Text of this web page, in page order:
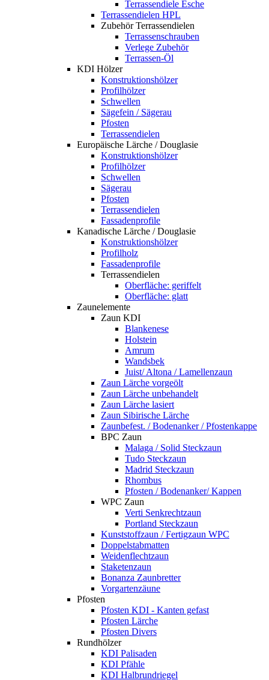
Terrassendiele Esche
Terrassendielen HPL
Zubehör Terrassendielen
Terrassenschrauben
Verlege Zubehör
Terrassen-Öl
KDI Hölzer
Konstruktionshölzer
Profilhölzer
Schwellen
Sägefein / Sägerau
Pfosten
Terrassendielen
Europäische Lärche / Douglasie
Konstruktionshölzer
Profilhölzer
Schwellen
Sägerau
Pfosten
Terrassendielen
Fassadenprofile
Kanadische Lärche / Douglasie
Konstruktionshölzer
Profilholz
Fassadenprofile
Terrassendielen
Oberfläche: geriffelt
Oberfläche: glatt
Zaunelemente
Zaun KDI
Blankenese
Holstein
Amrum
Wandsbek
Juist/ Altona / Lamellenzaun
Zaun Lärche vorgeölt
Zaun Lärche unbehandelt
Zaun Lärche lasiert
Zaun Sibirische Lärche
Zaunbefest. / Bodenanker / Pfostenkappe
BPC Zaun
Malaga / Solid Steckzaun
Tudo Steckzaun
Madrid Steckzaun
Rhombus
Pfosten / Bodenanker/ Kappen
WPC Zaun
Verti Senkrechtzaun
Portland Steckzaun
Kunststoffzaun / Fertigzaun WPC
Doppelstabmatten
Weidenflechtzaun
Staketenzaun
Bonanza Zaunbretter
Vorgartenzäune
Pfosten
Pfosten KDI - Kanten gefast
Pfosten Lärche
Pfosten Divers
Rundhölzer
KDI Palisaden
KDI Pfähle
KDI Halbrundriegel